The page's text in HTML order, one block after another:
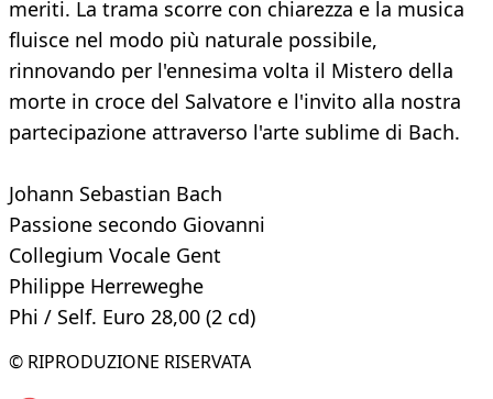
meriti. La trama scorre con chiarezza e la musica
fluisce nel modo più naturale possibile,
rinnovando per l'ennesima volta il Mistero della
morte in croce del Salvatore e l'invito alla nostra
partecipazione attraverso l'arte sublime di Bach.
Johann Sebastian Bach
Passione secondo Giovanni
Collegium Vocale Gent
Philippe Herreweghe
Phi / Self. Euro 28,00 (2 cd)
© RIPRODUZIONE RISERVATA